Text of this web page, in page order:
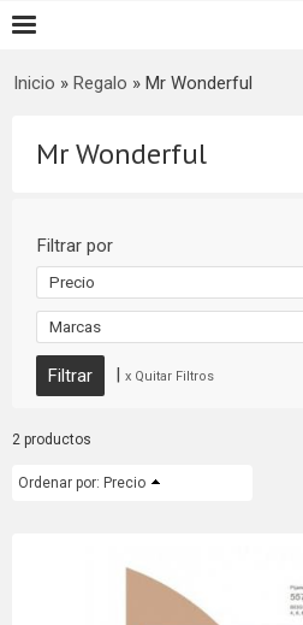
Inicio » Regalo » Mr Wonderful
Mr Wonderful
Filtrar por
Precio
Marcas
| x Quitar Filtros
2 productos
Ordenar por: Precio